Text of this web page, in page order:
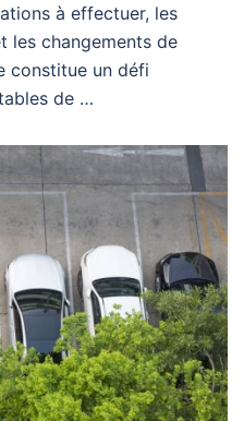
à effectuer, les
les changements de
constitue un défi
de …